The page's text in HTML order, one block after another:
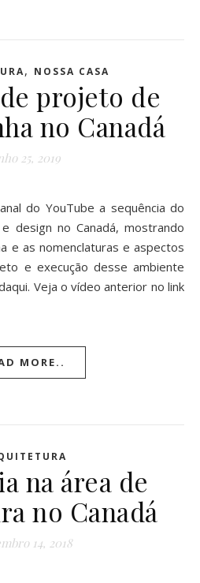
, NOSSA CASA
projeto de
no Canadá
25, 2019
design no Canadá, mostrando
e as nomenclaturas e aspectos
e execução desse ambiente
Veja o vídeo anterior no link
MORE..
na área de
no Canadá
14, 2018